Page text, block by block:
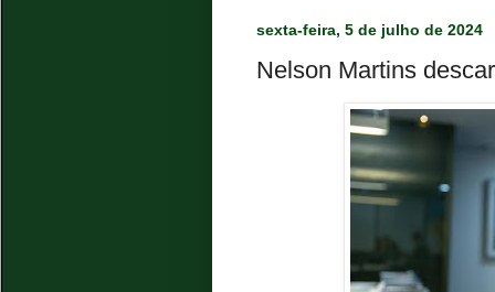
sexta-feira, 5 de julho de 2024
Nelson Martins